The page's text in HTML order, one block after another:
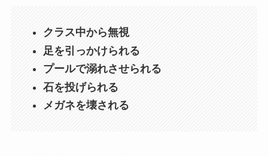
クラス中から無視
足を引っかけられる
プールで溺れさせられる
石を投げられる
メガネを壊される